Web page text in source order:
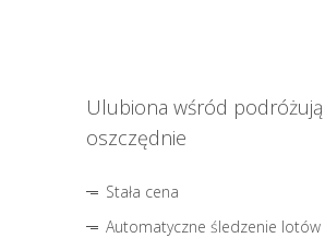
Ulubiona wśród
oszczędnie
Stała cena
Automatyczne śledzenie lotów